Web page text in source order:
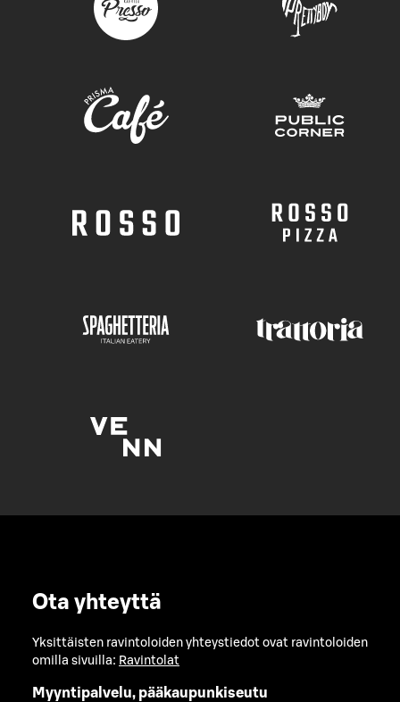
Ota yhteyttä
Yksittäisten ravintoloiden yhteystiedot ovat ravintoloiden
omilla sivuilla: Ravintolat
Myyntipalvelu, pääkaupunkiseutu